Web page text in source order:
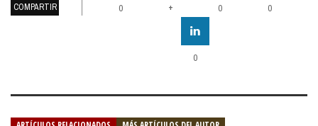
COMPARTIR 0 + 0 0
0